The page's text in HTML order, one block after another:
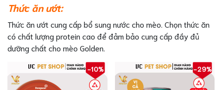
Thức ăn ướt:
Thức ăn ướt cung cấp bổ sung nước cho mèo. Chọn thức ăn
có chất lượng protein cao để đảm bảo cung cấp đầy đủ
dưỡng chất cho mèo Golden.
-10% -29%